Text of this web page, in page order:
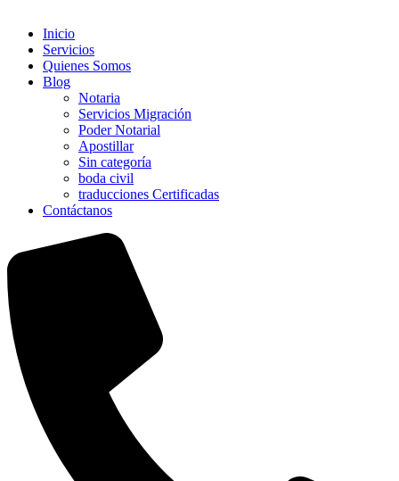
Inicio
Servicios
Quienes Somos
Blog
Notaria
Servicios Migración
Poder Notarial
Apostillar
Sin categoría
boda civil
traducciones Certificadas
Contáctanos